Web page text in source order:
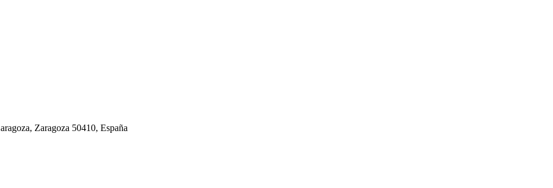
Zaragoza 50410, España